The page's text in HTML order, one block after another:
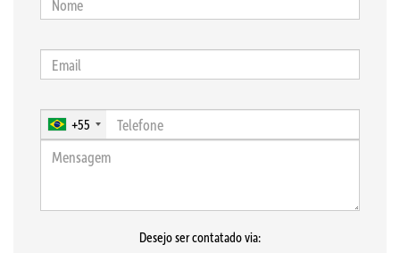
+55
Desejo ser contatado via: